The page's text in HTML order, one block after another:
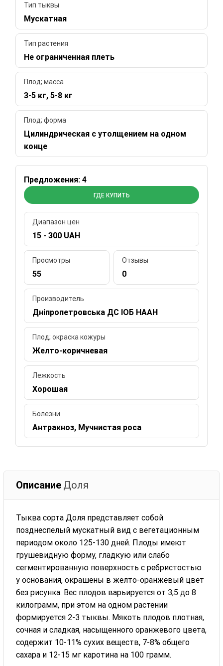
Тип тыквы
Мускатная
Тип растения
Не ограниченная плеть
Плод; масса
3-5 кг, 5-8 кг
Плод; форма
Цилиндрическая с утолщением на одном
конце
Предложения: 4
ГДЕ КУПИТЬ
Диапазон цен
15 - 300 UAH
Просмотры
55
Отзывы
0
Производитель
Дніпропетровська ДС ІОБ НААН
Плод; окраска кожуры
Желто-коричневая
Лежкость
Хорошая
Болезни
Антракноз, Мучнистая роса
Описание Доля
Тыква сорта Доля представляет собой
позднеспелый мускатный вид с вегетационным
периодом около 125-130 дней. Плоды имеют
грушевидную форму, гладкую или слабо
сегментированную поверхность с ребристостью
у основания, окрашены в желто-оранжевый цвет
без рисунка. Вес плодов варьируется от 3,5 до 8
килограмм, при этом на одном растении
формируется 2-3 тыквы. Мякоть плодов плотная,
сочная и сладкая, насыщенного оранжевого цвета,
содержит 10-11% сухих веществ, 7-8% общего
сахара и 12-15 мг каротина на 100 грамм.